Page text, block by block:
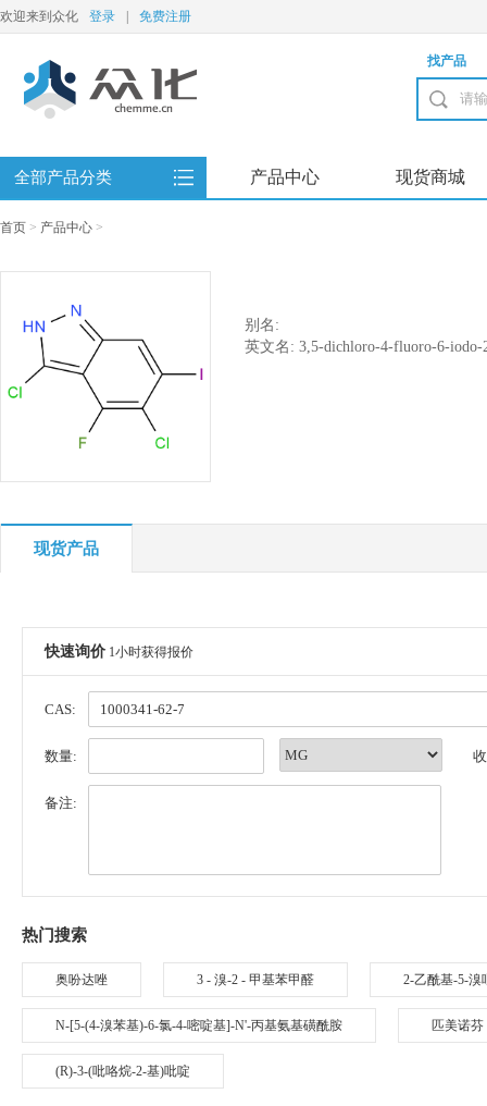
欢迎来到众化 登录 免费注册
找产品
全部产品分类 产品中心 现货商城
首页 > 产品中心 >
别名:
英文名: 3,5-dichloro-4-fluoro-6-iodo-
现货产品
快速询价 1小时获得报价
CAS:
数量:
备注:
热门搜索
奥吩达唑 3 - 溴-2 - 甲基苯甲醛 2-乙酰基-5-溴
N-[5-(4-溴苯基)-6-氯-4-嘧啶基]-N'-丙基氨基磺酰胺 匹美诺芬
(R)-3-(吡咯烷-2-基)吡啶